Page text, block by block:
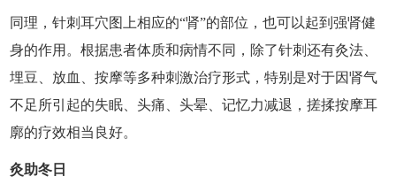
同理，针刺耳穴图上相应的“肾”的部位，也可以起到强肾健
身的作用。根据患者体质和病情不同，除了针刺还有灸法、
埋豆、放血、按摩等多种刺激治疗形式，特别是对于因肾气
不足所引起的失眠、头痛、头晕、记忆力减退，搓揉按摩耳
廓的疗效相当良好。
灸助冬日